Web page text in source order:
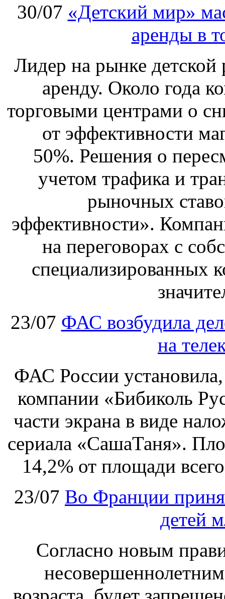
30/07 «Детский мир»
аренды в
Лидер на рынке детской
аренду. Около года
торговыми центрами о
от эффективности
50%. Решения о
учетом трафика и
рыночных
эффективности».
на переговорах с
специализированных
23/07 ФАС возбудила
на
ФАС России установила,
компании «Бибиколь
части экрана в виде
сериала «СашаТаня».
14,2% от площади
23/07 Во Франции
детей
Согласно новым